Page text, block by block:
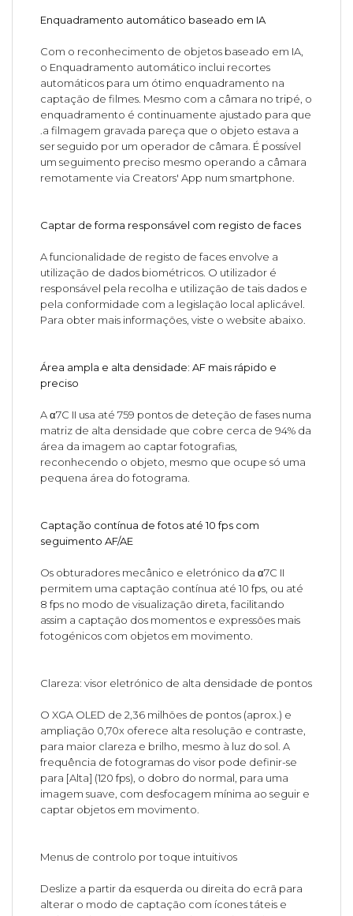
Enquadramento automático baseado em IA
Com o reconhecimento de objetos baseado em IA,
o Enquadramento automático inclui recortes
automáticos para um ótimo enquadramento na
captação de filmes. Mesmo com a câmara no tripé, o
enquadramento é continuamente ajustado para que
.a filmagem gravada pareça que o objeto estava a
ser seguido por um operador de câmara. É possível
um seguimento preciso mesmo operando a câmara
remotamente via Creators' App num smartphone.
Captar de forma responsável com registo de faces
A funcionalidade de registo de faces envolve a
utilização de dados biométricos. O utilizador é
responsável pela recolha e utilização de tais dados e
pela conformidade com a legislação local aplicável.
Para obter mais informações, viste o website abaixo.
Área ampla e alta densidade: AF mais rápido e
preciso
A α7C II usa até 759 pontos de deteção de fases numa
matriz de alta densidade que cobre cerca de 94% da
área da imagem ao captar fotografias,
reconhecendo o objeto, mesmo que ocupe só uma
pequena área do fotograma.
Captação contínua de fotos até 10 fps com
seguimento AF/AE
Os obturadores mecânico e eletrónico da α7C II
permitem uma captação contínua até 10 fps, ou até
8 fps no modo de visualização direta, facilitando
assim a captação dos momentos e expressões mais
fotogénicos com objetos em movimento.
Clareza: visor eletrónico de alta densidade de pontos
O XGA OLED de 2,36 milhões de pontos (aprox.) e
ampliação 0,70x oferece alta resolução e contraste,
para maior clareza e brilho, mesmo à luz do sol. A
frequência de fotogramas do visor pode definir-se
para [Alta] (120 fps), o dobro do normal, para uma
imagem suave, com desfocagem mínima ao seguir e
captar objetos em movimento.
Menus de controlo por toque intuitivos
Deslize a partir da esquerda ou direita do ecrã para
alterar o modo de captação com ícones táteis e